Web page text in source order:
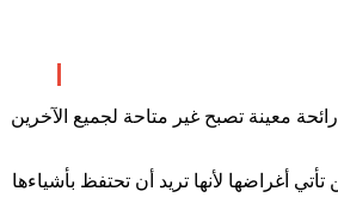
معينة تصبح غير متاحة لجميع الآخرين
أغراضها لأنها تريد أن تحتفظ بأشياءها